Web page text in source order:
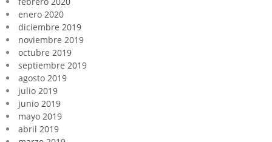
enero 2020
diciembre 2019
noviembre 2019
octubre 2019
septiembre 2019
agosto 2019
julio 2019
junio 2019
mayo 2019
abril 2019